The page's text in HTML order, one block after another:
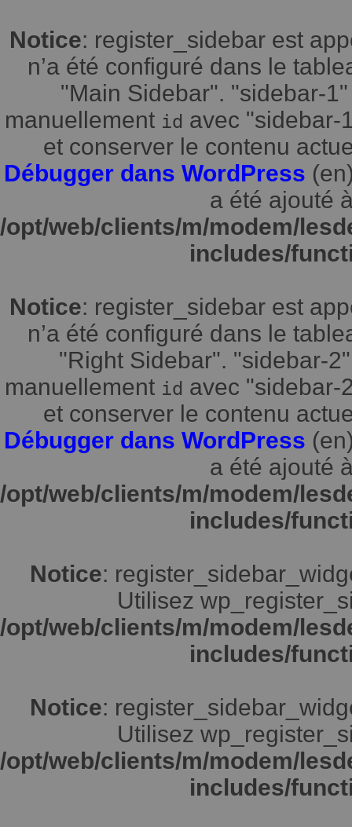
Notice: register_sidebar est
n’a été configuré dans le
"Main Sidebar". "sidebar-
manuellement id avec "sidebar-
et conserver le contenu
Débugger dans WordPress
a été ajouté
/opt/web/clients/m/modem/
includes/
Notice: register_sidebar est
n’a été configuré dans le
"Right Sidebar". "sidebar-
manuellement id avec "sidebar-
et conserver le contenu
Débugger dans WordPress
a été ajouté
/opt/web/clients/m/modem/
includes/
Notice:
Utilisez
/opt/web/clients/m/modem/
includes/
Notice:
Utilisez
/opt/web/clients/m/modem/
includes/